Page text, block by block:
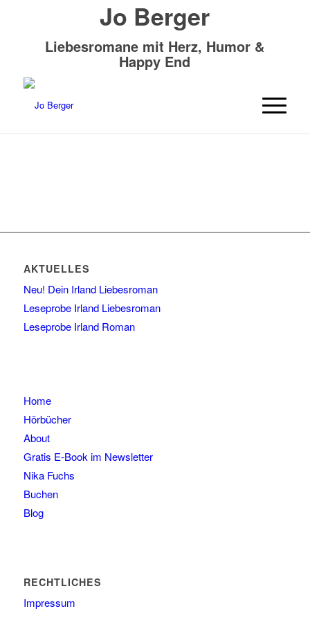
Jo Berger
Liebesromane mit Herz, Humor &
Happy End
AKTUELLES
Neu! Dein Irland Liebesroman
Leseprobe Irland Liebesroman
Leseprobe Irland Roman
Home
Hörbücher
About
Gratis E-Book im Newsletter
Nika Fuchs
Buchen
Blog
RECHTLICHES
Impressum